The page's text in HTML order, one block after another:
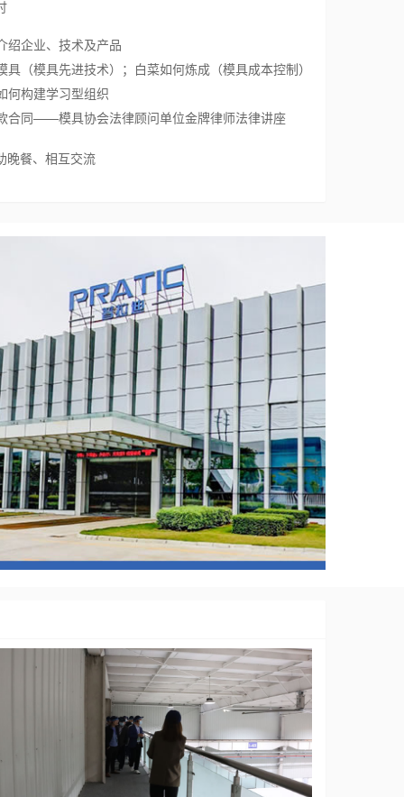
绍企业、技术及产品
（模具先进技术）；白菜如何炼成（模具成本控制）
何构建学习型组织
合同——模具协会法律顾问单位金牌律师法律讲座
晚餐、相互交流